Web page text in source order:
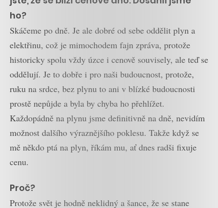
ho?
Skáčeme po dně. Je ale dobré od sebe oddělit plyn a
elektřinu, což je mimochodem fajn zpráva, protože
historicky spolu vždy úzce i cenově souvisely, ale teď se
oddělují. Je to dobře i pro naši budoucnost, protože,
ruku na srdce, bez plynu to ani v blízké budoucnosti
prostě nepůjde a byla by chyba ho přehlížet.
Každopádně na plynu jsme definitivně na dně, nevidím
možnost dalšího výraznějšího poklesu. Takže když se
mě někdo ptá na plyn, říkám mu, ať dnes radši fixuje
cenu.
Proč?
Protože svět je hodně neklidný a šance, že se stane